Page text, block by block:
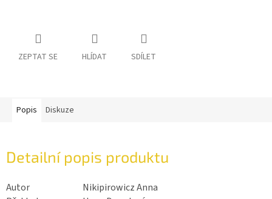
ZEPTAT SE HLÍDAT SDÍLET
Popis Diskuze
Detailní popis produktu
Autor
Nikipirowicz Anna